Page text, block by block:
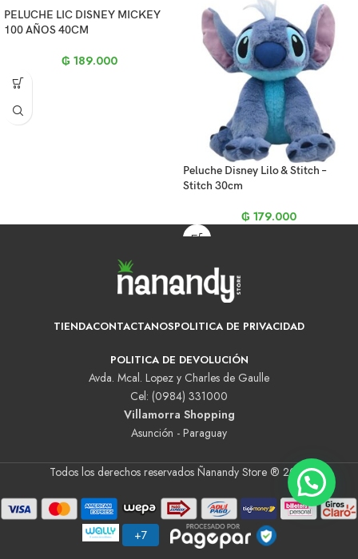
PELUCHE LIC DISNEY MICKEY
100 AÑOS 40CM
₲ 189.000
Peluche Disney Lilo & Stitch –
Stitch 30cm
₲ 179.000
TIENDACONTACTANOSPOLITICA DE PRIVACIDAD
POLITICA DE DEVOLUCIÓN
Avda. Mcal. Lopez y Charles de Gaulle
Cel: (0984) 331000
Villamorra Shopping
Asunción - Paraguay
Todos los derechos reservados Ñanandy Store ® 2025